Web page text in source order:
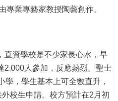
業專藝家教授陶藝創作。
直資學校是不少家長心水，早
2,000人參加，反應熱烈。聖士
，學生基本上可全數直升，
校生申請。校方預計在2月初